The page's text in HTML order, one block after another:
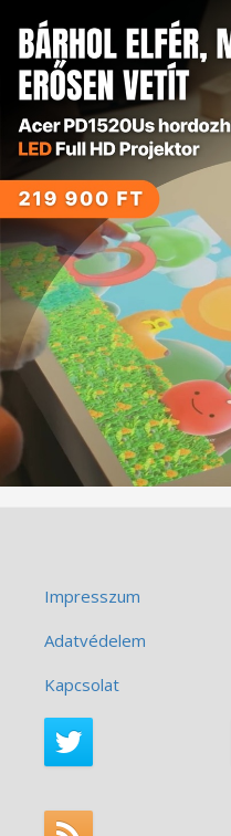
Impresszum
Adatvédelem
Kapcsolat